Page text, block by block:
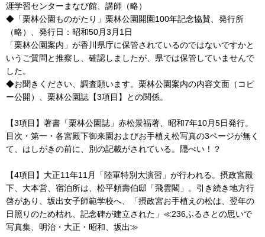
涯学習センターまなび館、講師（略）
◆「栗林公園ものがたり」栗林公園開園100年記念協賛、発行所
（略）、発行日：昭和50月3月1日
「栗林公園案内」が香川県庁に保管されているのではないですかと
いうご質問と推察し、確認しましたが、県では保管していませんで
した。
◆お聞きください、調査願います。栗林公園案内の内容文面（コピ
ー公開）、栗林公園誌【3項目】との関係。
【3項目】著書「栗林公園誌」赤松景福著、昭和7年10月5日発行。
目次・第一・各宮殿下御来園およびお手植え松写真の3ページが無く
て、はしがきの前に、別の記載がされている。隠ぺい！？
【4項目】大正11年11月「陸軍特別大演習」が行われる。摂政宮殿
下、大本営、宿泊所は、松平頼壽伯邸「飛雲閣」。引き続き地方行
啓があり、坂出女子師範学校へ、「摂政宮お手植えの松は、翌年の
日照りのため枯れ、記念碑が建立された」≪236ふるさとの思いで
写真集、明治・大正・昭和、坂出≫